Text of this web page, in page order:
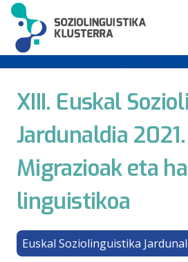
XIII. Euskal
Jardunaldia 2021.
Migrazioak eta
linguistikoa
Euskal Soziolinguistika